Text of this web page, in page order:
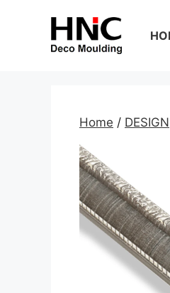
Home / DESIGN